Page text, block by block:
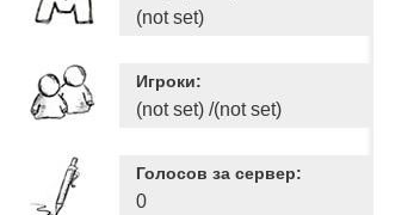
(not set)
Игроки:
(not set) /(not set)
Голосов за сервер:
0